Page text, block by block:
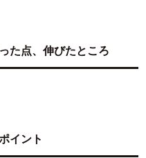
た点、伸びたところ
イント